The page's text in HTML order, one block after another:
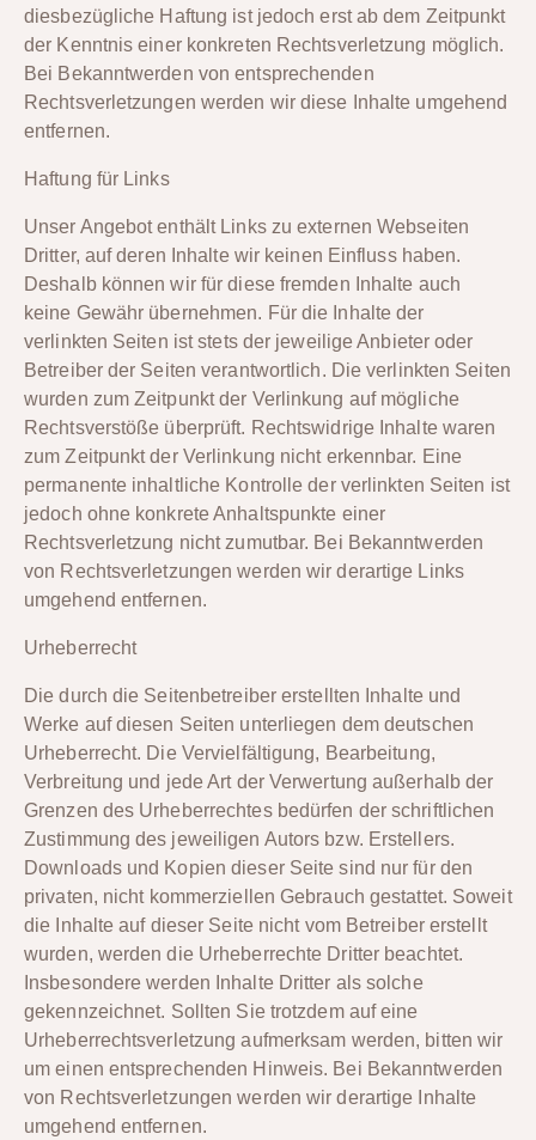
diesbezügliche Haftung ist jedoch erst ab dem Zeitpunkt
der Kenntnis einer konkreten Rechtsverletzung möglich.
Bei Bekanntwerden von entsprechenden
Rechtsverletzungen werden wir diese Inhalte umgehend
entfernen.
Haftung für Links
Unser Angebot enthält Links zu externen Webseiten
Dritter, auf deren Inhalte wir keinen Einfluss haben.
Deshalb können wir für diese fremden Inhalte auch
keine Gewähr übernehmen. Für die Inhalte der
verlinkten Seiten ist stets der jeweilige Anbieter oder
Betreiber der Seiten verantwortlich. Die verlinkten Seiten
wurden zum Zeitpunkt der Verlinkung auf mögliche
Rechtsverstöße überprüft. Rechtswidrige Inhalte waren
zum Zeitpunkt der Verlinkung nicht erkennbar. Eine
permanente inhaltliche Kontrolle der verlinkten Seiten ist
jedoch ohne konkrete Anhaltspunkte einer
Rechtsverletzung nicht zumutbar. Bei Bekanntwerden
von Rechtsverletzungen werden wir derartige Links
umgehend entfernen.
Urheberrecht
Die durch die Seitenbetreiber erstellten Inhalte und
Werke auf diesen Seiten unterliegen dem deutschen
Urheberrecht. Die Vervielfältigung, Bearbeitung,
Verbreitung und jede Art der Verwertung außerhalb der
Grenzen des Urheberrechtes bedürfen der schriftlichen
Zustimmung des jeweiligen Autors bzw. Erstellers.
Downloads und Kopien dieser Seite sind nur für den
privaten, nicht kommerziellen Gebrauch gestattet. Soweit
die Inhalte auf dieser Seite nicht vom Betreiber erstellt
wurden, werden die Urheberrechte Dritter beachtet.
Insbesondere werden Inhalte Dritter als solche
gekennzeichnet. Sollten Sie trotzdem auf eine
Urheberrechtsverletzung aufmerksam werden, bitten wir
um einen entsprechenden Hinweis. Bei Bekanntwerden
von Rechtsverletzungen werden wir derartige Inhalte
umgehend entfernen.